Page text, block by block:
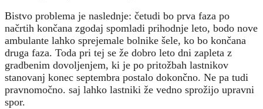
Bistvo problema je naslednje: četudi bo prva faza po
načrtih končana zgodaj spomladi prihodnje leto, bodo nove
ambulante lahko sprejemale bolnike šele, ko bo končana
druga faza. Toda pri tej se že dobro leto dni zapleta z
gradbenim dovoljenjem, ki je po pritožbah lastnikov
stanovanj konec septembra postalo dokončno. Ne pa tudi
pravnomočno. saj lahko lastniki že vedno sprožijo upravni
spor.